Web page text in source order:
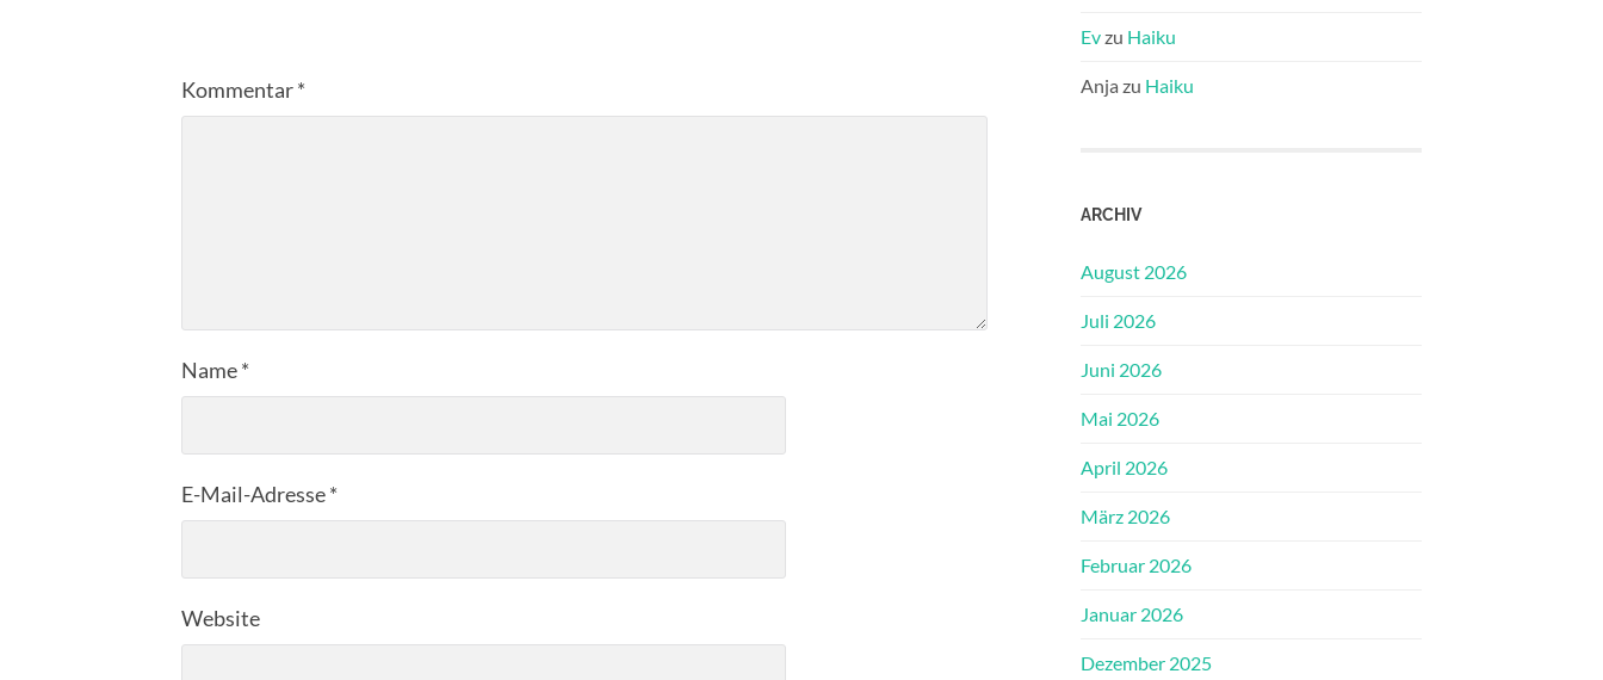
Kommentar*
Name*
E-Mail-Adresse*
Website
Evzu Haiku
Anja zu Haiku
ARCHIV
August 2026
Juli 2026
Juni 2026
Mai 2026
April 2026
März 2026
Februar 2026
Januar 2026
Dezember 2025